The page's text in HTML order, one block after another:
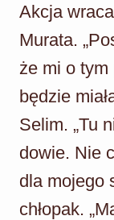
Akcja
Murata.
że mi o tym
będzie
Selim. „Tu
dowie. Nie
dla mojego
chłopak.